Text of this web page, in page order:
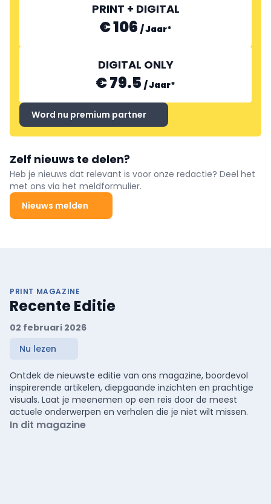
PRINT + DIGITAL
€ 106 /Jaar*
DIGITAL ONLY
€ 79.5 /Jaar*
Word nu premium partner
Zelf nieuws te delen?
Heb je nieuws dat relevant is voor onze redactie? Deel het
met ons via het meldformulier.
Nieuws melden
PRINT MAGAZINE
Recente Editie
02 februari 2026
Nu lezen
Ontdek de nieuwste editie van ons magazine, boordevol
inspirerende artikelen, diepgaande inzichten en prachtige
visuals. Laat je meenemen op een reis door de meest
actuele onderwerpen en verhalen die je niet wilt missen.
In dit magazine